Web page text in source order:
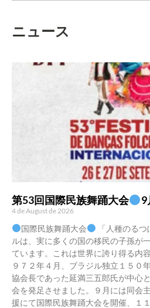
ニュース
第53回国際民族舞踊大会 9
4 de August de 2026
国際民族舞踊大会
「人種のる
ルは、実に多くの国の移民の子孫が
ています。これは世界に誇り得る内
９７２年４月、ブラジル独立１５０
協会長であった延満三五郎氏が中心
会を発足させました。９月には同会
援にて国際民族舞踊大会を開催、１